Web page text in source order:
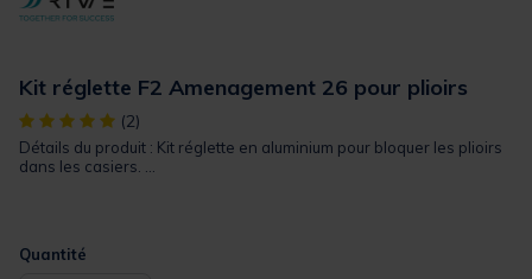
Kit réglette F2 Amenagement 26 pour plioirs
[object Object] out of 5 Customer Rating
(2)
Détails du produit : Kit réglette en aluminium pour bloquer les plioirs
dans les casiers. ...
Quantité